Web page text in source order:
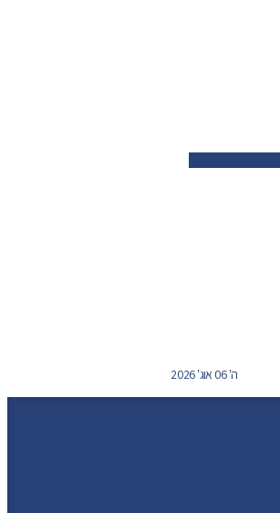
ה' 06 אוג' 2026